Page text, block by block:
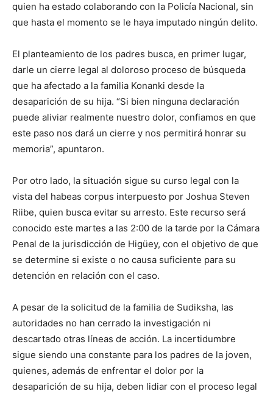
quien ha estado colaborando con la Policía Nacional, sin
que hasta el momento se le haya imputado ningún delito.
El planteamiento de los padres busca, en primer lugar,
darle un cierre legal al doloroso proceso de búsqueda
que ha afectado a la familia Konanki desde la
desaparición de su hija. “Si bien ninguna declaración
puede aliviar realmente nuestro dolor, confiamos en que
este paso nos dará un cierre y nos permitirá honrar su
memoria”, apuntaron.
Por otro lado, la situación sigue su curso legal con la
vista del habeas corpus interpuesto por Joshua Steven
Riibe, quien busca evitar su arresto. Este recurso será
conocido este martes a las 2:00 de la tarde por la Cámara
Penal de la jurisdicción de Higüey, con el objetivo de que
se determine si existe o no causa suficiente para su
detención en relación con el caso.
A pesar de la solicitud de la familia de Sudiksha, las
autoridades no han cerrado la investigación ni
descartado otras líneas de acción. La incertidumbre
sigue siendo una constante para los padres de la joven,
quienes, además de enfrentar el dolor por la
desaparición de su hija, deben lidiar con el proceso legal